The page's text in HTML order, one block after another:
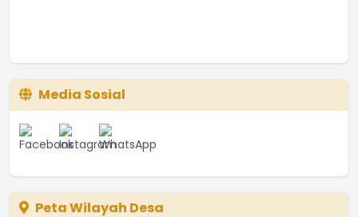
Media Sosial
Peta Wilayah Desa